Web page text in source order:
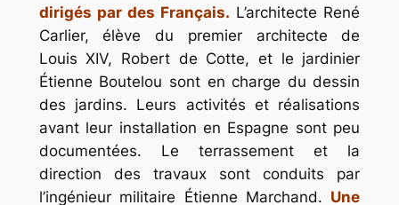
dirigés par des Français. L’architecte René
Carlier, élève du premier architecte de
Louis XIV, Robert de Cotte, et le jardinier
Étienne Boutelou sont en charge du dessin
des jardins. Leurs activités et réalisations
avant leur installation en Espagne sont peu
documentées. Le terrassement et la
direction des travaux sont conduits par
l’ingénieur militaire Étienne Marchand. Une